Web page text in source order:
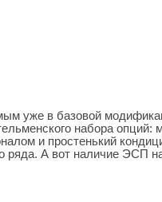
уже в базовой
набора опций:
и простенький
ряда. А вот наличие ЭСП